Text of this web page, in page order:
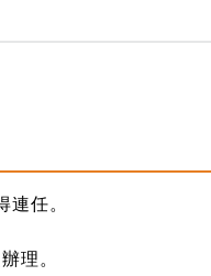
任。
理。